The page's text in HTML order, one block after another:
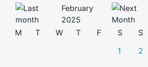
February
2025
M
T W T F S
S
1
2